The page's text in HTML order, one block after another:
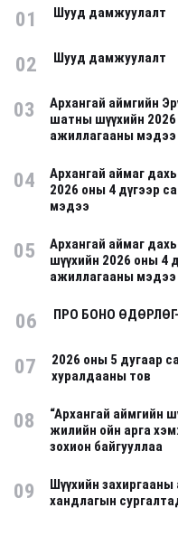
01 Шууд дамжуулалт
02 Шууд дамжуулалт
03
Архангай аймгийн
шатны шүүхийн
ажиллагааны мэдээ
04
Архангай аймаг
2026 оны 4 дүгээр
мэдээ
05
Архангай аймаг
шүүхийн 2026 оны 4
ажиллагааны мэдээ
06 ПРО БОНО
07
2026 оны 5 дугаар
хуралдааны тов
08
“Архангай аймгийн
жилийн ойн арга
зохион байгууллаа
09
Шүүхийн
хандлагын